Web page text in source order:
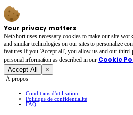
Your privacy matters
NetShort uses necessary cookies to make our site
and similar technologies on our sites to personalize
features.If you 'Accept all', you allow us and our third-
personal irformation as described in our Cookie
Accept All ×
À propos
Conditions d'utilisation
Politique de confidentialité
FAQ